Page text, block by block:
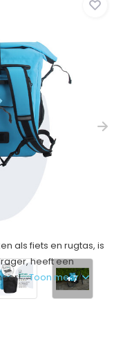
+7
als fiets en rugtas, is
heeft een
Toon meer